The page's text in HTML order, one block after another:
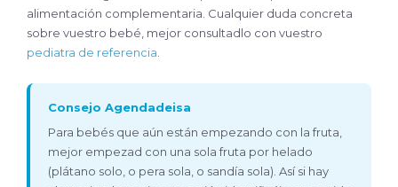
alimentación complementaria. Cualquier duda concreta
sobre vuestro bebé, mejor consultadlo con vuestro
pediatra de referencia.
Consejo Agendadeisa
Para bebés que aún están empezando con la fruta,
mejor empezad con una sola fruta por helado
(plátano solo, o pera sola, o sandía sola). Así si hay